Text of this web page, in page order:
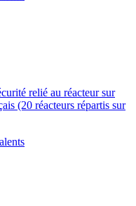
relié au réacteur sur
(20 réacteurs répartis sur